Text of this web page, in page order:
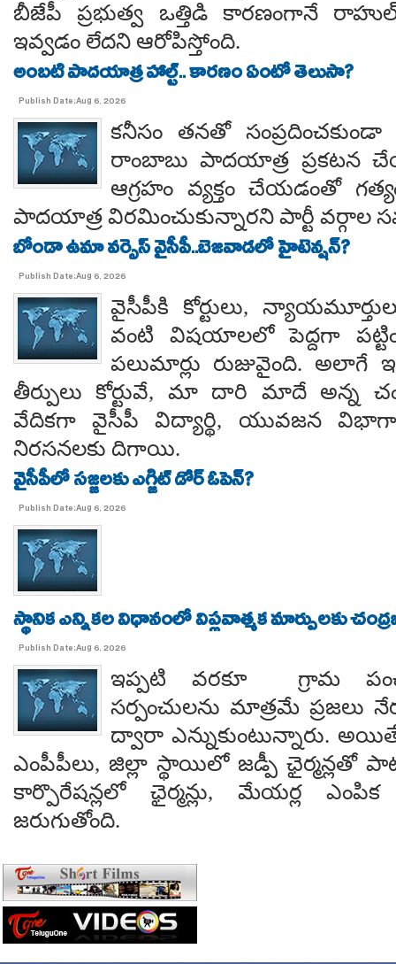
బీజేపీ ప్రభుత్వ ఒత్తిడి కారణంగానే
ఇవ్వడం లేదని ఆరోపిస్తోంది.
అంబటి పాదయాత్ర హాల్ట్.. కారణం ఏంటో తెలుసా?
Publish Date:Aug 6, 2026
కనీసం తనతో సంప్రదించకుండా
రాంబాబు పాదయాత్ర ప్రకటన
ఆగ్రహం వ్యక్తం చేయడంతో
పాదయాత్ర విరమించుకున్నారని పార్టీ వర్గాల
బోండా ఉమా వర్సెస్ వైసీపీ..బెజవాడలో హైటెన్షన్?
Publish Date:Aug 6, 2026
వైసీపీకి కోర్టులు,
వంటి విషయాలలో పెద్దగా
పలుమార్లు రుజువైంది. అలాగే
తీర్పులు కోర్టువే, మా దారి మాదే అన్న
వేదికగా వైసీపీ విద్యార్థి, యువజన
నిరసనలకు దిగాయి.
వైసీపీలో సజ్జలకు ఎగ్జిట్ డోర్ ఓపెన్?
Publish Date:Aug 6, 2026
స్థానిక ఎన్నికల విధానంలో విప్లవాత్మక మార్పులకు
Publish Date:Aug 6, 2026
ఇప్పటి వరకూ గ్రామ
సర్పంచులను మాత్రమే ప్రజలు
ద్వారా ఎన్నుకుంటున్నారు.
ఎంపీపీలు, జిల్లా స్థాయిలో జడ్పీ ఛైర్మన్లతో
కార్పొరేషన్లలో ఛైర్మన్లు, మేయర్ల ఎంపిక
జరుగుతోంది.